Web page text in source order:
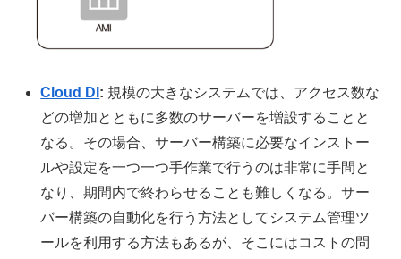
Cloud DI : 規模の大きなシステムでは、アクセス数な
どの増加とともに多数のサーバーを増設することと
なる。その場合、サーバー構築に必要なインストー
ルや設定を一つ一つ手作業で行うのは非常に手間と
なり、期間内で終わらせることも難しくなる。サー
バー構築の自動化を行う方法としてシステム管理ツ
ールを利用する方法もあるが、そこにはコストの問